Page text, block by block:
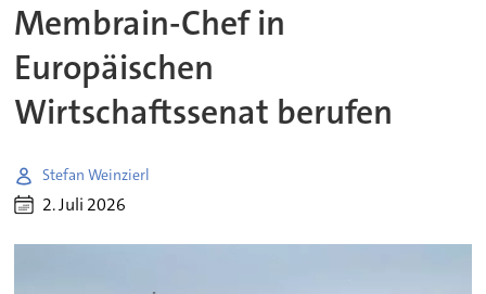
Membrain-Chef in
Europäischen
Wirtschaftssenat berufen
Stefan Weinzierl
2. Juli 2026